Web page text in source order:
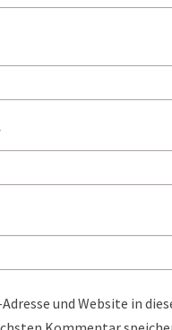
und Website in